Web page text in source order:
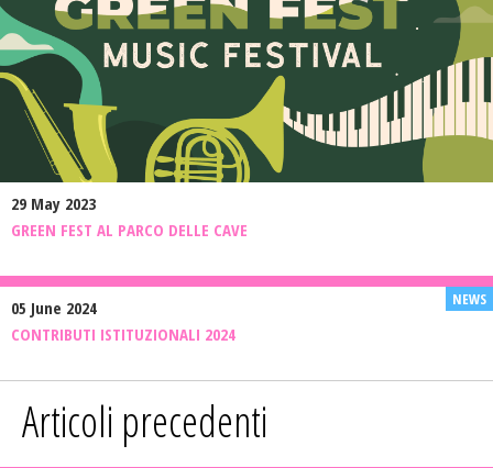
29 May 2023
GREEN FEST AL PARCO DELLE CAVE
05 June 2024
CONTRIBUTI ISTITUZIONALI 2024
Articoli precedenti